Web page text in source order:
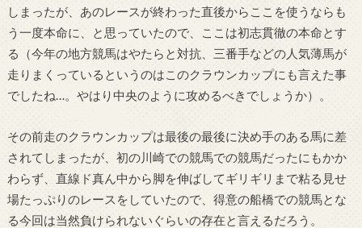
しまったが、あのレースが終わった直後からここを使うならも
う一度本命に、と思っていたので、ここは初志貫徹の本命とす
る（今年の地方競馬はやたらと対抗、三番手などの人気薄馬が
走りまくっているというのはこのクラウンカップにも言えた事
でしたね…。やはり中央のように攻めるべきでしょうか）。
その前走のクラウンカップは最後の最後に決め手のある馬に差
されてしまったが、初の川崎での競馬での競馬だったにもかか
わらず、直線ド真ん中から脚を伸ばしてギリギリまで粘る見せ
場たっぷりのレースをしていたので、得意の船橋での競馬とな
る今回は当然負けられないぐらいの存在と言えるだろう。